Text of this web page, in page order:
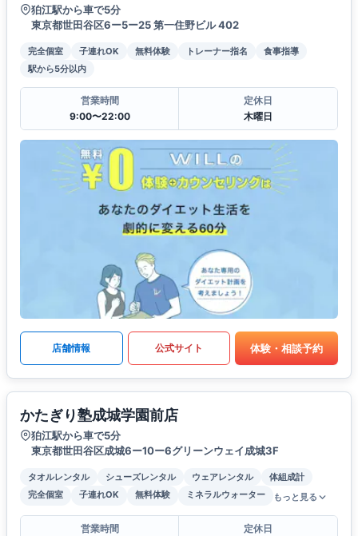
狛江駅から車で5分
東京都世田谷区6ー5ー25 第一住野ビル 402
完全個室 子連れOK 無料体験 トレーナー指名
食事指導
駅から5分以内
営業時間
9:00〜22:00
定休日
木曜日
店舗情報 公式サイト 体験・相談予約
かたぎり塾成城学園前店
狛江駅から車で5分
東京都世田谷区成城6ー10ー6グリーンウェイ成城3F
タオルレンタル シューズレンタル ウェアレンタル
体組成計
完全個室
子連れOK 無料体験 ミネラルウォーター もっと見る
営業時間
定休日